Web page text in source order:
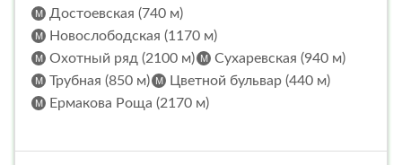
Достоевская (740 м)
Новослободская (1170 м)
Охотный ряд (2100 м)
Сухаревская (940 м)
Трубная (850 м)
Цветной бульвар (440 м)
Ермакова Роща (2170 м)